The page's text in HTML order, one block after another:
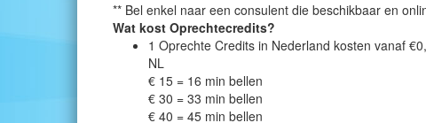
** Bel enkel naar een consulent die beschikbaar en
Wat kost Oprechtecredits?
1 Oprechte Credits in Nederland kosten vanaf
NL
€ 15 = 16 min bellen
€ 30 = 33 min bellen
€ 40 = 45 min bellen